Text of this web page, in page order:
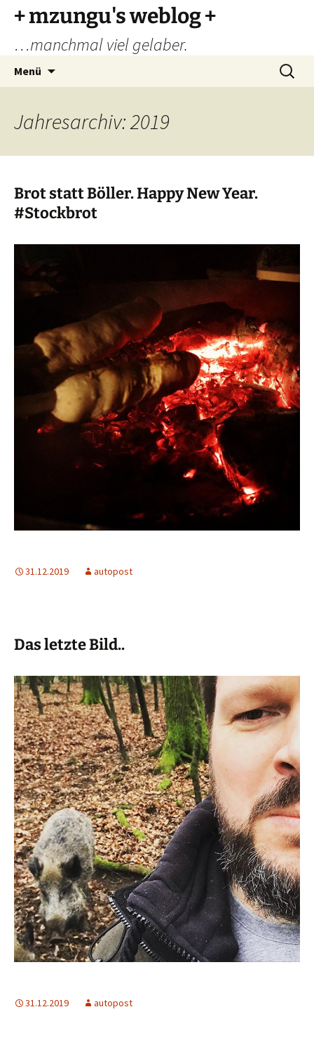
Zum
Inhalt
springen
+ mzungu's weblog +
…manchmal viel gelaber.
Menü
Suchen
nach:
Jahresarchiv: 2019
Brot statt Böller. Happy New Year.
#Stockbrot
31.12.2019 autopost
Das letzte Bild..
31.12.2019 autopost